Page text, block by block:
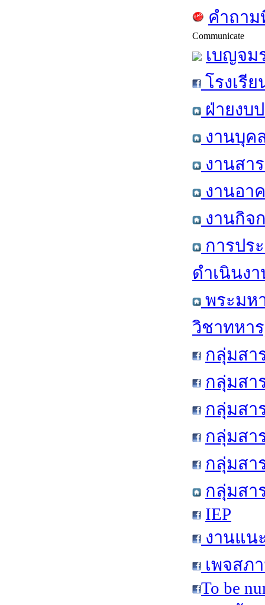
คำถา
Communicate
เบญจม
โรงเรี
ฝ่ายงบ
งานบุค
งานสา
งานอา
งานกิจ
การปร
ดำเนินง
พระมห
วิชาทหา
กลุ่มสา
กลุ่มสา
กลุ่มสา
กลุ่มสา
กลุ่มสา
กลุ่มสา
IEP
งานแน
เพจสภ
To be